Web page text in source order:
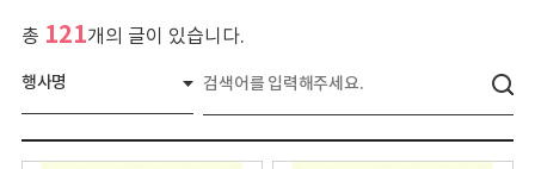
총 121개의 글이 있습니다.